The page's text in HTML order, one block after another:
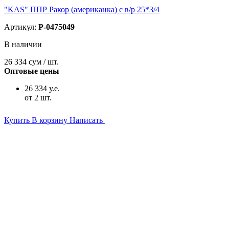
"KAS" ППР Ракор (американка) с в/р 25*3/4
Артикул: P-0475049
В наличии
26 334 сум / шт.
Оптовые цены
26 334 у.е.
от 2 шт.
Купить В корзину Написать